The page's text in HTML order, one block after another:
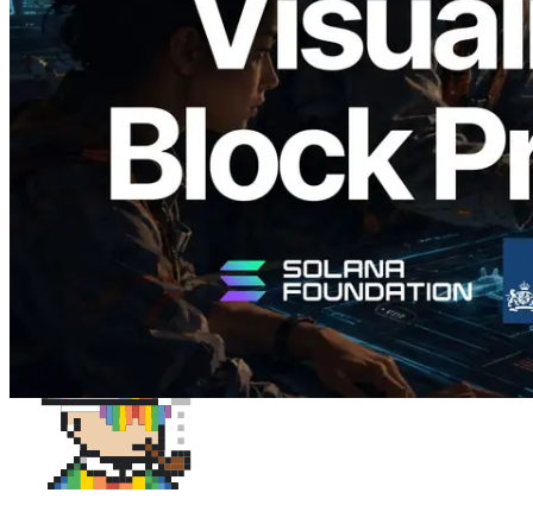
이저 공개 — slot 단위 블록 생성 시간과
담당 검증자 시각화